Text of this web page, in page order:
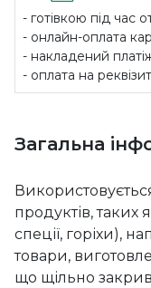
- готівкою під час
- онлайн-оплата
- накладений
- оплата на
Загальна
продуктів, таких
спеції, горіхи),
товари,
що щільно